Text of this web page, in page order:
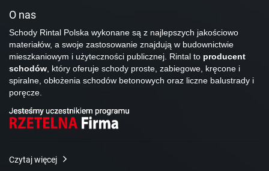
O nas
Schody Rintal Polska wykonane są z najlepszych jakościowo
materiałów, a swoje zastosowanie znajdują w budownictwie
mieszkaniowym i użyteczności publicznej. Rintal to producent
schodów, który oferuje schody proste, zabiegowe, kręcone i
spiralne, obłożenia schodów betonowych oraz liczne balustrady i
poręcze.
Czytaj więcej